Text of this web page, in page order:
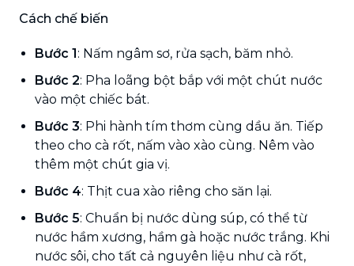
Cách chế biến
Bước 1: Nấm ngâm sơ, rửa sạch, băm nhỏ.
Bước 2: Pha loãng bột bắp với một chút nước
vào một chiếc bát.
Bước 3: Phi hành tím thơm cùng dầu ăn. Tiếp
theo cho cà rốt, nấm vào xào cùng. Nêm vào
thêm một chút gia vị.
Bước 4: Thịt cua xào riêng cho săn lại.
Bước 5: Chuẩn bị nước dùng súp, có thể từ
nước hầm xương, hầm gà hoặc nước trắng. Khi
nước sôi, cho tất cả nguyên liệu như cà rốt,